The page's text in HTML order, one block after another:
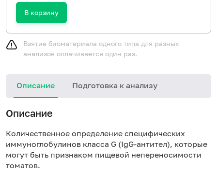
В корзину
Взятие биоматериала одного типа для разных
анализов оплачивается один раз.
Описание Подготовка к анализу
Описание
Количественное определение специфических
иммуноглобулинов класса G (IgG-антител), которые
могут быть признаком пищевой непереносимости
томатов.